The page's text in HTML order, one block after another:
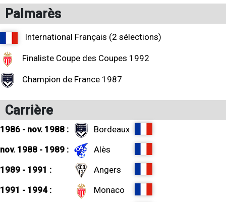
Palmarès
International Français (2 sélections)
Finaliste Coupe des Coupes 1992
Champion de France 1987
Carrière
1986 - nov. 1988 :
Bordeaux
nov. 1988 - 1989 :
Alès
1989 - 1991 :
Angers
1991 - 1994 :
Monaco